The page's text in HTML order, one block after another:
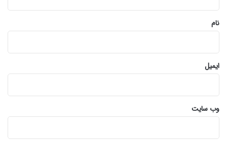
نام
ایمیل
وب‌ سایت